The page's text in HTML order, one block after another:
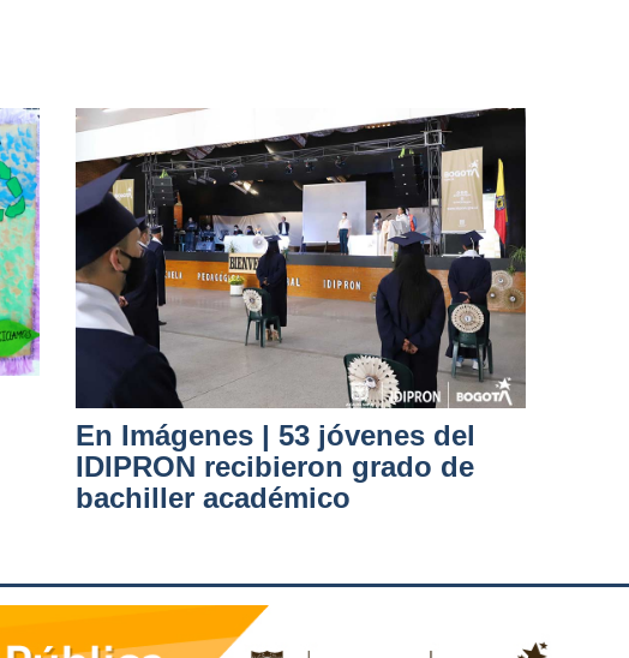
En Imágenes | 53 jóvenes del
IDIPRON recibieron grado de
bachiller académico